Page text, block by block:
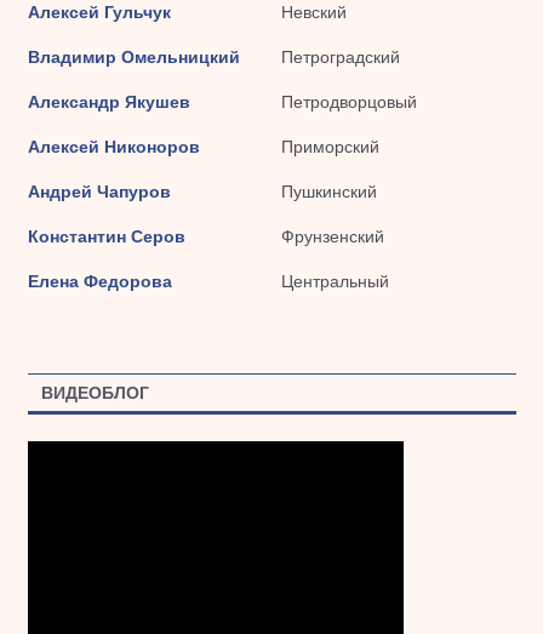
Алексей Гульчук Невский
Владимир Омельницкий Петроградский
Александр Якушев Петродворцовый
Алексей Никоноров Приморский
Андрей Чапуров Пушкинский
Константин Серов Фрунзенский
Елена Федорова Центральный
ВИДЕОБЛОГ